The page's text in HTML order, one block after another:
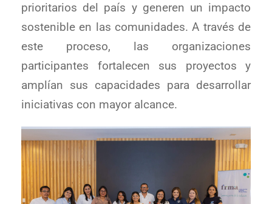
prioritarios del país y generen un impacto
sostenible en las comunidades. A través de
este proceso, las organizaciones
participantes fortalecen sus proyectos y
amplían sus capacidades para desarrollar
iniciativas con mayor alcance.